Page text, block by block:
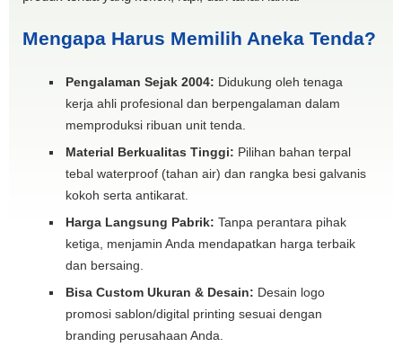
Mengapa Harus Memilih Aneka Tenda?
Pengalaman Sejak 2004: Didukung oleh tenaga
kerja ahli profesional dan berpengalaman dalam
memproduksi ribuan unit tenda.
Material Berkualitas Tinggi: Pilihan bahan terpal
tebal waterproof (tahan air) dan rangka besi galvanis
kokoh serta antikarat.
Harga Langsung Pabrik: Tanpa perantara pihak
ketiga, menjamin Anda mendapatkan harga terbaik
dan bersaing.
Bisa Custom Ukuran & Desain: Desain logo
promosi sablon/digital printing sesuai dengan
branding perusahaan Anda.